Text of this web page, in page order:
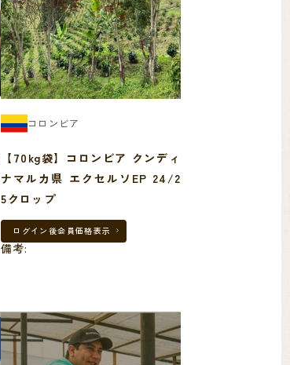
コロンビア
【70kg袋】コロンビア クンディ
ナマルカ県 エクセルソEP 24/2
5クロップ
ログイン後会員価格表示
備考: